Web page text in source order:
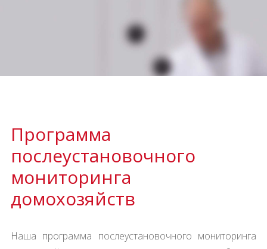
Программа
послеустановочного
мониторинга
домохозяйств
Наша программа послеустановочного мониторинга